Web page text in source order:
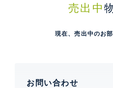
売出中
現在、売出中のお
お問い合わせ